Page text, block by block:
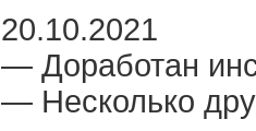
20.10.2021
— Доработан
— Несколько